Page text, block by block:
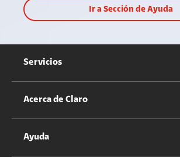
Ir a Sección de Ayuda
Servicios
Servicios Móviles
Acerca de Claro
Información Corporativa
Ayuda